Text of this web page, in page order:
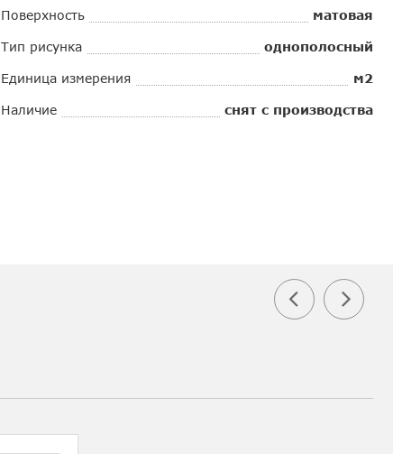
Поверхность матовая
Тип рисунка однополосный
Единица измерения м2
Наличие снят с производства